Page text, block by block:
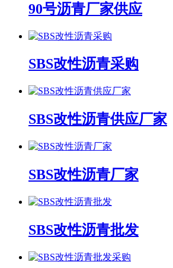
90号沥青厂家供应
SBS改性沥青采购
SBS改性沥青供应厂家
SBS改性沥青厂家
SBS改性沥青批发